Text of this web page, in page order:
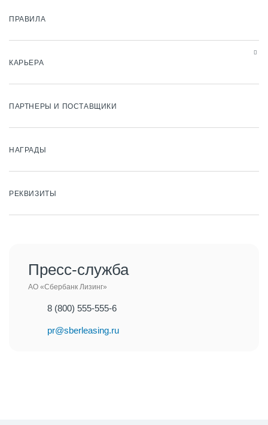
ПРАВИЛА
КАРЬЕРА
ПАРТНЕРЫ И ПОСТАВЩИКИ
НАГРАДЫ
РЕКВИЗИТЫ
Пресс-служба
АО «Сбербанк Лизинг»
8 (800) 555-555-6
pr@sberleasing.ru